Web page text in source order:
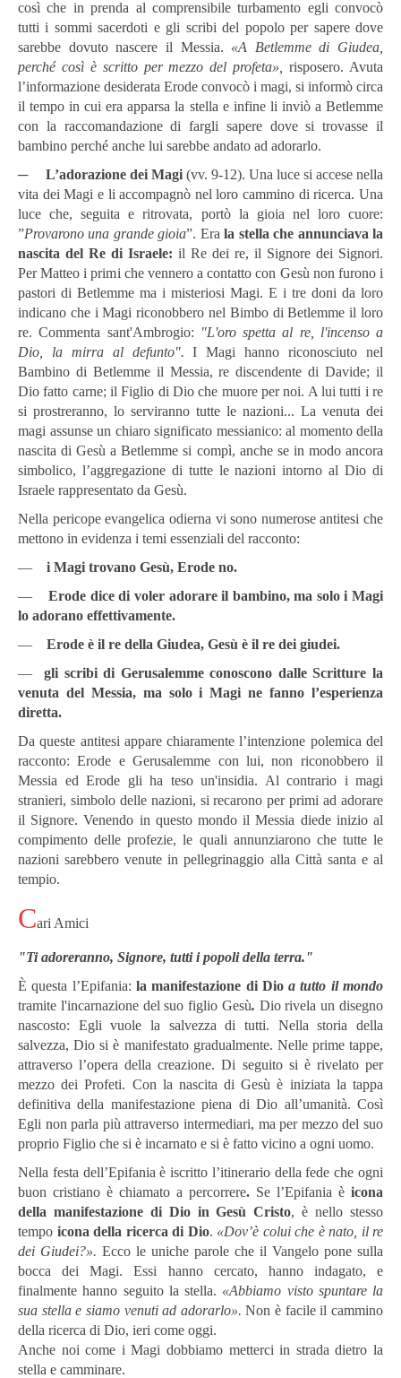
così che in prenda al comprensibile turbamento egli convocò
tutti i sommi sacerdoti e gli scribi del popolo per sapere dove
sarebbe dovuto nascere il Messia. «A Betlemme di Giudea,
perché così è scritto per mezzo del profeta»,risposero. Avuta
l’informazione desiderata Erode convocò i magi, si informò circa
il tempo in cui era apparsa la stella e infine li inviò a Betlemme
con la raccomandazione di fargli sapere dove si trovasse il
bambino perché anche lui sarebbe andato ad adorarlo.
─ L’adorazione dei Magi (vv. 9-12). Una luce si accese nella
vita dei Magi e li accompagnò nel loro cammino di ricerca. Una
luce che, seguita e ritrovata, portò la gioia nel loro cuore:
”Provarono una grande gioia”. Erala stella che annunciava la
nascita del Re di Israele: il Re dei re, il Signore dei Signori.
Per Matteo i primi che vennero a contatto con Gesù non furono i
pastori di Betlemme ma i misteriosi Magi. E i tre doni da loro
indicano che i Magi riconobbero nel Bimbo di Betlemme il loro
re. Commenta sant'Ambrogio: "L'oro spetta al re, l'incenso a
Dio, la mirra al defunto". I Magi hanno riconosciuto nel
Bambino di Betlemme il Messia, re discendente di Davide; il
Dio fatto carne; il Figlio di Dio che muore per noi. A lui tutti i re
si prostreranno, lo serviranno tutte le nazioni... La venuta dei
magi assunse un chiaro significato messianico: al momento della
nascita di Gesù a Betlemme si compì, anche se in modo ancora
simbolico, l’aggregazione di tutte le nazioni intorno al Dio di
Israele rappresentato da Gesù.
Nella pericope evangelica odierna vi sono numerose antitesi che
mettono in evidenza i temi essenziali del racconto:
― i Magi trovano Gesù, Erode no.
―Erode dice di voler adorare il bambino, ma solo i Magi
lo adorano effettivamente.
―
Erode è il re della Giudea, Gesù è il re dei giudei.
― gli scribi di Gerusalemme conoscono dalle Scritture la
venuta del Messia, ma solo i Magi ne fanno l’esperienza
diretta.
Da queste antitesi appare chiaramente l’intenzione polemica del
racconto: Erode e Gerusalemme con lui, non riconobbero il
Messia ed Erode gli ha teso un'insidia. Al contrario i magi
stranieri, simbolo delle nazioni, si recarono per primi ad adorare
il Signore. Venendo in questo mondo il Messia diede inizio al
compimento delle profezie, le quali annunziarono che tutte le
nazioni sarebbero venute in pellegrinaggio alla Città santa e al
tempio.
Cari Amici
"Ti adoreranno, Signore, tutti i popoli della terra."
È questa l’Epifania: la manifestazione di Dio a tutto il mondo
tramite l'incarnazione del suo figlio Gesù. Dio rivela un disegno
nascosto: Egli vuole la salvezza di tutti. Nella storia della
salvezza, Dio si è manifestato gradualmente. Nelle prime tappe,
attraverso l’opera della creazione. Di seguito si è rivelato per
mezzo dei Profeti. Con la nascita di Gesù è iniziata la tappa
definitiva della manifestazione piena di Dio all’umanità. Così
Egli non parla più attraverso intermediari, ma per mezzo del suo
proprio Figlio che si è incarnato e si è fatto vicino a ogni uomo.
Nella festa dell’Epifania è iscritto l’itinerario della fede che ogni
buon cristiano è chiamato a percorrere. Se l’Epifania è icona
della manifestazione di Dio in Gesù Cristo, è nello stesso
tempo icona della ricerca di Dio. «Dov’è colui che è nato, il re
dei Giudei?». Ecco le uniche parole che il Vangelo pone sulla
bocca dei Magi. Essi hanno cercato, hanno indagato, e
finalmente hanno seguito la stella. «Abbiamo visto spuntare la
sua stella e siamo venuti ad adorarlo».Non è facile il cammino
della ricerca di Dio, ieri come oggi.
Anche noi come i Magi dobbiamo metterci in strada dietro la
stella e camminare.